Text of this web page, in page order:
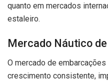
quanto em mercados
estaleiro.
Mercado Náutico
O mercado de
crescimento consistente,